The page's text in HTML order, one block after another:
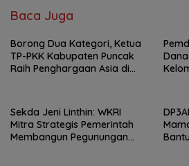
Baca Juga
Borong Dua Kategori, Ketua
TP-PKK Kabupaten Puncak
Raih Penghargaan Asia di
Sekda Jeni Linthin: WKRI
Mitra Strategis Pemerintah
Membangun Pegunungan